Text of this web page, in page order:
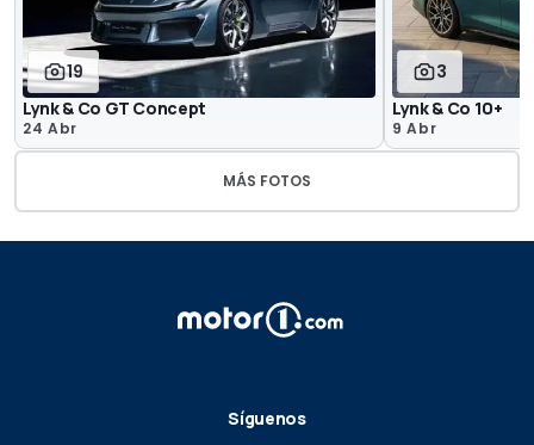
19
Lynk & Co GT Concept
24 Abr
3
Lynk & Co 10+
9 Abr
MÁS FOTOS
Síguenos